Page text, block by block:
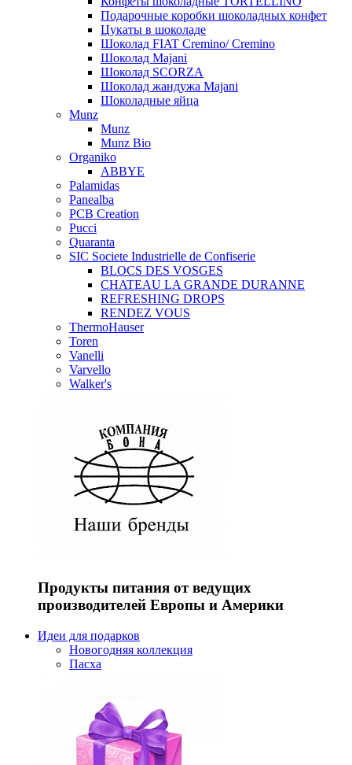
Подарочные коробки шоколадных конфет
Цукаты в шоколаде
Шоколад FIAT Cremino/ Cremino
Шоколад Majani
Шоколад SCORZA
Шоколад жандужа Majani
Шоколадные яйца
Munz
Munz
Munz Bio
Organiko
ABBYE
Palamidas
Panealba
PCB Creation
Pucci
Quaranta
SIC Societe Industrielle de Confiserie
BLOCS DES VOSGES
CHATEAU LA GRANDE DURANNE
REFRESHING DROPS
RENDEZ VOUS
ThermoHauser
Toren
Vanelli
Varvello
Walker's
Продукты питания от ведущих
производителей Европы и Америки
Идеи для подарков
Новогодняя коллекция
Пасха